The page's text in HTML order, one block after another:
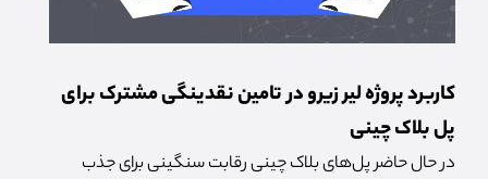
کاربرد پروژه لیر زیرو در تامین نقدینگی مشترک برای
پل بلاک چینی
در حال حاضر پل‌های بلاک چینی رقابت سنگینی برای جذب